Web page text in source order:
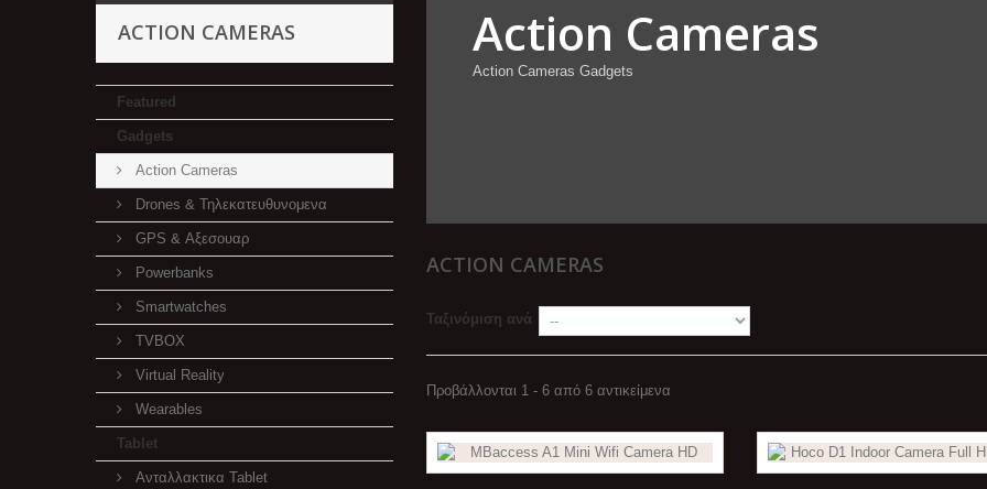
ACTION CAMERAS
Featured
Gadgets
Action Cameras
Drones & Τηλεκατευθυνομενα
GPS & Αξεσουαρ
Powerbanks
Smartwatches
TVBOX
Virtual Reality
Wearables
Tablet
Ανταλλακτικα Tablet
Action Cameras
Action Cameras Gadgets
ACTION CAMERAS
Ταξινόμιση ανά
Προβάλλονται 1 - 6 από 6 αντικείμενα